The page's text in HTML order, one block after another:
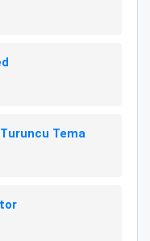
Tema